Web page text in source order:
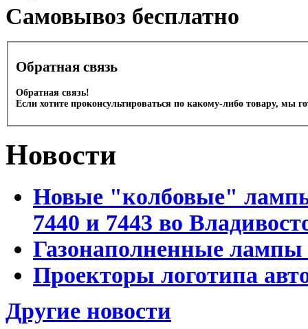
Cамовывоз бесплатно
Обратная связь
Обратная связь!
Если хотите проконсультироваться по какому-либо товару, мы
Новости
Новые "колбовые"
7440 и 7443 во
Газонаполненные лампы
Проекторы логотипа
Другие новости